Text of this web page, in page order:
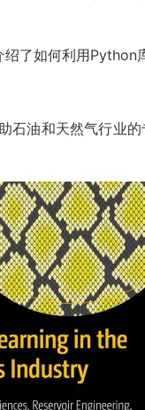
了如何利用Python
石油和天然气行业